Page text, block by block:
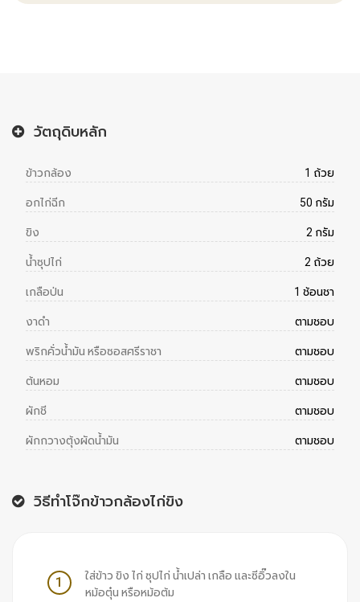
วัตถุดิบหลัก
ข้าวกล้อง 1 ถ้วย
อกไก่ฉีก 50 กรัม
ขิง 2 กรัม
น้ำซุปไก่ 2 ถ้วย
เกลือป่น 1 ช้อนชา
งาดำ ตามชอบ
พริกคั่วน้ำมัน หรือซอสศรีราชา ตามชอบ
ต้นหอม ตามชอบ
ผักชี ตามชอบ
ผักกวางตุ้งผัดน้ำมัน ตามชอบ
วิธีทำโจ๊กข้าวกล้องไก่ขิง
1
ใส่ข้าว ขิง ไก่ ซุปไก่ น้ำเปล่า เกลือ และซีอิ๊วลงใน
หม้อตุ๋น หรือหม้อต้ม